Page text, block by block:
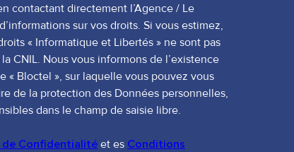
contactant directement l’Agence / Le
sur vos droits. Si vous estimez,
« Informatique et Libertés » ne sont pas
CNIL. Nous vous informons de l’existence
Bloctel », sur laquelle vous pouvez vous
de la protection des Données personnelles,
dans le champ de saisie libre.
Confidentialitéet es Conditions